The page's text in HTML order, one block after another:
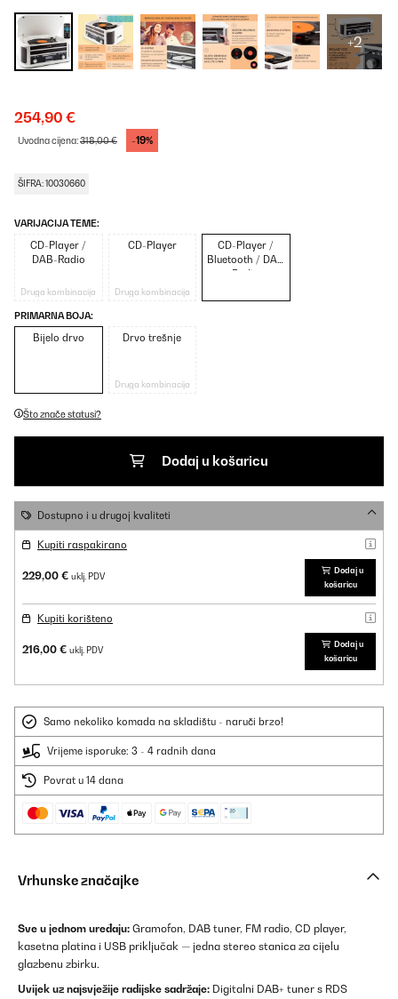
+2
254,90 €
Uvodna cijena:318,00 € -19%
ŠIFRA: 10030660
VARIJACIJA TEME:
CD-Player /
DAB-Radio
Druga kombinacija
CD-Player
Druga kombinacija
CD-Player /
Bluetooth / DAB
Radio
PRIMARNA BOJA:
Bijelo drvo Drvo trešnje
Druga kombinacija
Što znače statusi?
Dodaj u košaricu
Dostupno i u drugoj kvaliteti
Kupiti raspakirano
229,00 € uklj. PDV
Dodaj u
košaricu
Kupiti korišteno
216,00 € uklj. PDV
Dodaj u
košaricu
Samo nekoliko komada na skladištu - naruči brzo!
Vrijeme isporuke: 3 - 4 radnih dana
Povrat u 14 dana
Vrhunske značajke
Sve u jednom uređaju: Gramofon, DAB tuner, FM radio, CD player,
kasetna platina i USB priključak — jedna stereo stanica za cijelu
glazbenu zbirku.
Uvijek uz najsvježije radijske sadržaje: Digitalni DAB+ tuner s RDS